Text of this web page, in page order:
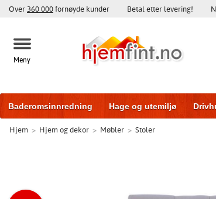
Over 360 000fornøyde kunder Betal etter levering!
Meny
Baderomsinnredning Hage og utemiljø
Hytter og friggeboder Hjem og innredning
Hjem > Hjem og dekor > Møbler > Stoler